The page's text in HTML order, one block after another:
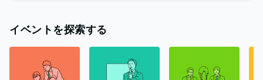
イベントを探索する